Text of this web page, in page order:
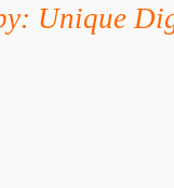
Unique